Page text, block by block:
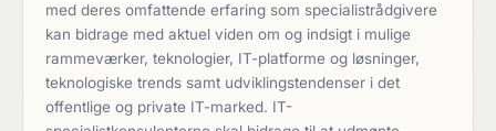
med deres omfattende erfaring som specialistrådgivere
kan bidrage med aktuel viden om og indsigt i mulige
rammeværker, teknologier, IT-platforme og løsninger,
teknologiske trends samt udviklingstendenser i det
offentlige og private IT-marked. IT-